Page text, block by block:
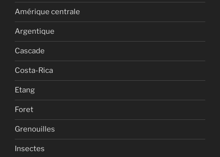
Amérique centrale
Argentique
Cascade
Costa-Rica
Etang
Foret
Grenouilles
Insectes